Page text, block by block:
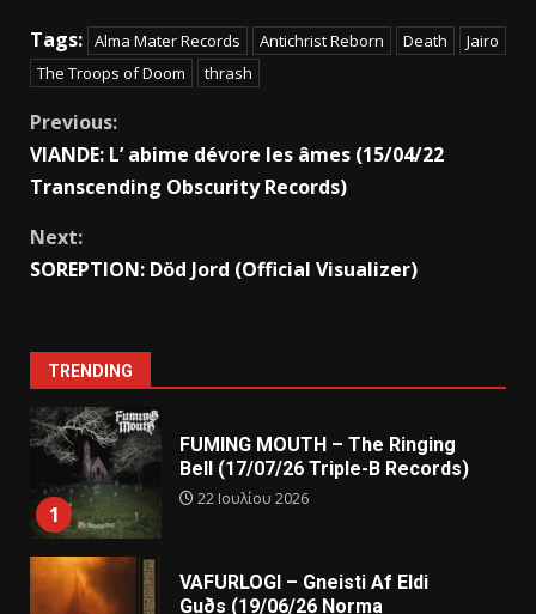
Tags: Alma Mater Records Antichrist Reborn Death
Jairo
The Troops of Doom
thrash
Previous:
VIANDE: L’ abime dévore les âmes (15/04/22
Transcending Obscurity Records)
Next:
SOREPTION: Död Jord (Official Visualizer)
TRENDING
1
FUMING MOUTH – The Ringing
Bell (17/07/26 Triple-B Records)
22 Ιουλίου 2026
VAFURLOGI – Gneisti Af Eldi
Guðs (19/06/26 Norma